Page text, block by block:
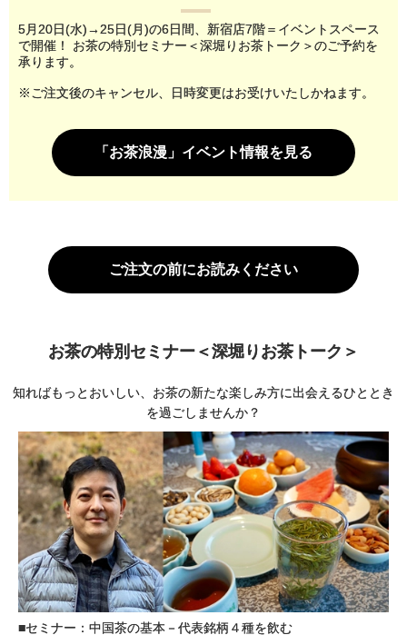
5月20日(水)→25日(月)の6日間、新宿店7階＝イベントスペース
で開催！
お茶の特別セミナー＜深堀りお茶トーク＞のご予約を
承ります。
※ご注文後のキャンセル、日時変更はお受けいたしかねます。
「お茶浪漫」イベント情報を見る
ご注文の前にお読みください
お茶の特別セミナー＜深堀りお茶トーク＞
知ればもっとおいしい、お茶の新たな楽しみ方に出会えるひととき
を過ごしませんか？
■セミナー：中国茶の基本－代表銘柄４種を飲む